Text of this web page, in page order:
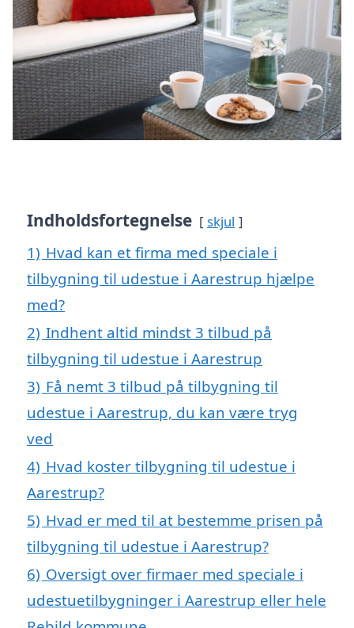
Indholdsfortegnelse skjul
1) Hvad kan et firma med speciale i
tilbygning til udestue i Aarestrup hjælpe
med?
2) Indhent altid mindst 3 tilbud på
tilbygning til udestue i Aarestrup
3) Få nemt 3 tilbud på tilbygning til
udestue i Aarestrup, du kan være tryg
ved
4) Hvad koster tilbygning til udestue i
Aarestrup?
5) Hvad er med til at bestemme prisen på
tilbygning til udestue i Aarestrup?
6) Oversigt over firmaer med speciale i
udestuetilbygninger i Aarestrup eller hele